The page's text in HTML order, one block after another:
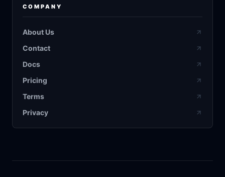
COMPANY
About Us
Contact
Docs
Pricing
Terms
Privacy